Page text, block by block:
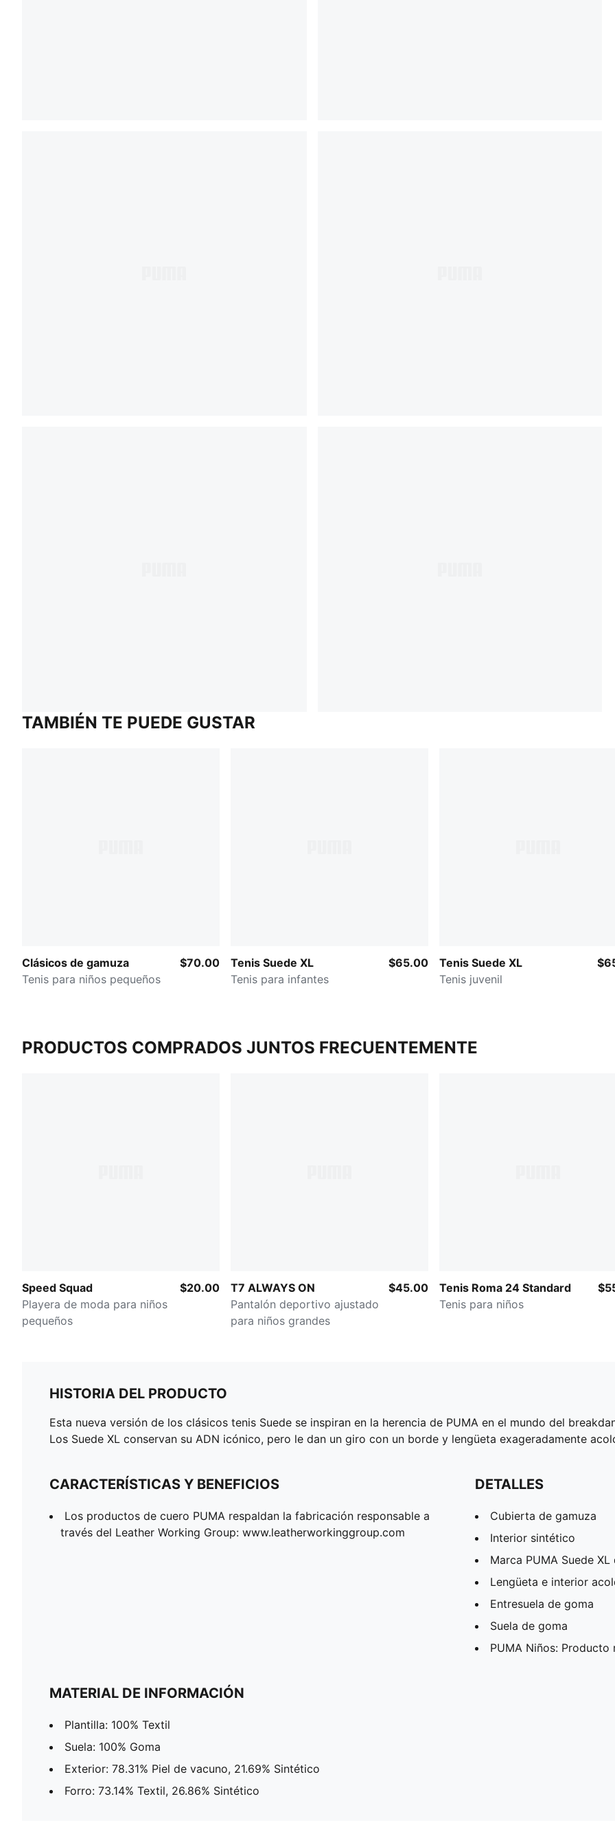
TAMBIÉN TE PUEDE GUSTAR
Clásicos de gamuza
Tenis para niños pequeños
$70.00
Tenis Suede XL
Tenis para infantes
$65.00
Tenis Suede XL
Tenis juvenil
PRODUCTOS COMPRADOS JUNTOS FRECUENTEMENTE
Speed Squad
Playera de moda para niños
pequeños
$20.00
T7 ALWAYS ON
Pantalón deportivo ajustado
para niños grandes
$45.00
Tenis Roma 24 Standard
Tenis para niños
HISTORIA DEL PRODUCTO
Esta nueva versión de los clásicos tenis Suede se inspiran en la herencia de PUMA en el mundo del
Los Suede XL conservan su ADN icónico, pero le dan un giro con un borde y lengüeta exageradamente
CARACTERÍSTICAS Y BENEFICIOS
Los productos de cuero PUMA respaldan la fabricación responsable a
través del Leather Working Group: www.leatherworkinggroup.com
DETALLES
Cubierta de gamuza
Interior sintético
Marca PUMA Suede
Lengüeta e interior
Entresuela de goma
Suela de goma
PUMA Niños:
MATERIAL DE INFORMACIÓN
Plantilla: 100% Textil
Suela: 100% Goma
Exterior: 78.31% Piel de vacuno, 21.69% Sintético
Forro: 73.14% Textil, 26.86% Sintético